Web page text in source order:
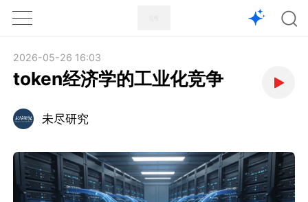
1X
2026-05-26 16:03
token经济学的工业化竞争
未尽研究